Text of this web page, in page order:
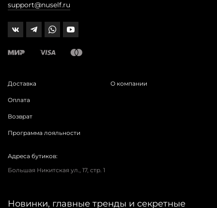
support@nuself.ru
Доставка
Оплата
Возврат
Программа лояльности
О компании
Адреса бутиков:
Большая Никитская ул., 17, стр. 1
Новинки, главные тренды и секретные